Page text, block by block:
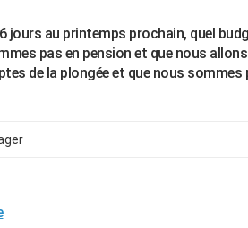
jours au printemps prochain, quel
pas en pension et que nous
de la plongée et que nous sommes